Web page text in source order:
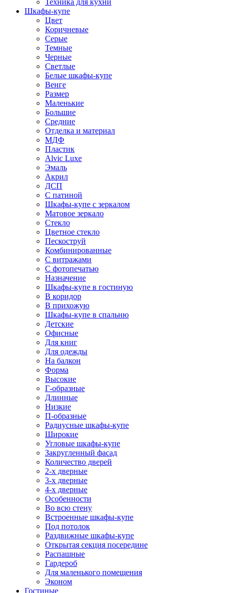
Техника для кухни
Шкафы-купе
Цвет
Коричневые
Серые
Темные
Черные
Светлые
Белые шкафы-купе
Венге
Размер
Маленькие
Большие
Средние
Отделка и материал
МДФ
Пластик
Alvic Luxe
Эмаль
Акрил
ДСП
С патиной
Шкафы-купе с зеркалом
Матовое зеркало
Стекло
Цветное стекло
Пескоструй
Комбинированные
С витражами
С фотопечатью
Назначение
Шкафы-купе в гостиную
В коридор
В прихожую
Шкафы-купе в спальню
Детские
Офисные
Для книг
Для одежды
На балкон
Форма
Высокие
Г-образные
Длинные
Низкие
П-образные
Радиусные шкафы-купе
Широкие
Угловые шкафы-купе
Закругленный фасад
Количество дверей
2-х дверные
3-х дверные
4-х дверные
Особенности
Во всю стену
Встроенные шкафы-купе
Под потолок
Раздвижные шкафы-купе
Открытая секция посередине
Распашные
Гардероб
Для маленького помещения
Эконом
Гостиные